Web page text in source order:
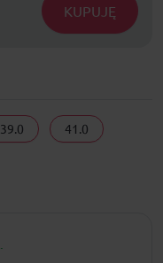
KUPUJĘ
39.0 41.0